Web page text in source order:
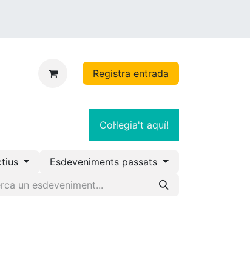
Registra entrada
Col·legia't aquí!
Esdeveniments passats